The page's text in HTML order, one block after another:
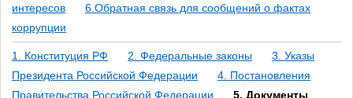
интересов
6.Обратная связь для сообщений о фактах
коррупции
1. Конституция РФ 2. Федеральные законы
3. Указы
Президента Российской Федерации
4. Постановления
Правительства Российской Федерации
5. Документы